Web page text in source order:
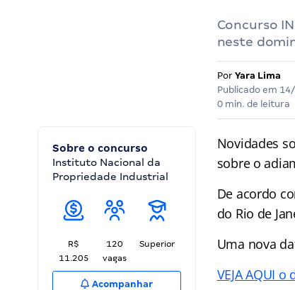
Concurso
neste
Por Yara Lima
Publicado em
0 min. de leitura
Sobre o concurso
Instituto Nacional da
Propriedade Industrial
R$
11.205
120
vagas
Superior
Acompanhar
Novidades
sobre o
De acordo
do Rio de
Uma nova
VEJA AQUI